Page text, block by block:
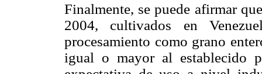
Finalmente, se puede afirmar
2004, cultivados en
procesamiento como grano
igual o mayor al establecido